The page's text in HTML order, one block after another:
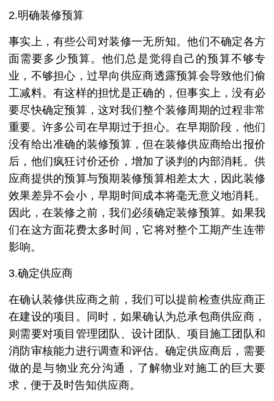
2.明确装修预算
事实上，有些公司对装修一无所知。他们不确定各方
面需要多少预算。他们总是觉得自己的预算不够专
业，不够担心，过早向供应商透露预算会导致他们偷
工减料。有这样的担忧是正确的，但事实上，没有必
要尽快确定预算，这对我们整个装修周期的过程非常
重要。许多公司在早期过于担心。在早期阶段，他们
没有给出准确的装修预算，但在装修供应商给出报价
后，他们疯狂讨价还价，增加了谈判的内部消耗。供
应商提供的预算与预期装修预算相差太大，因此装修
效果差异不会小，早期时间成本将毫无意义地消耗。
因此，在装修之前，我们必须确定装修预算。如果我
们在这方面花费太多时间，它将对整个工期产生连带
影响。
3.确定供应商
在确认装修供应商之前，我们可以提前检查供应商正
在建设的项目。同时，如果确认为总承包商供应商，
则需要对项目管理团队、设计团队、项目施工团队和
消防审核能力进行调查和评估。确定供应商后，需要
做的是与物业充分沟通，了解物业对施工的巨大要
求，便于及时告知供应商。